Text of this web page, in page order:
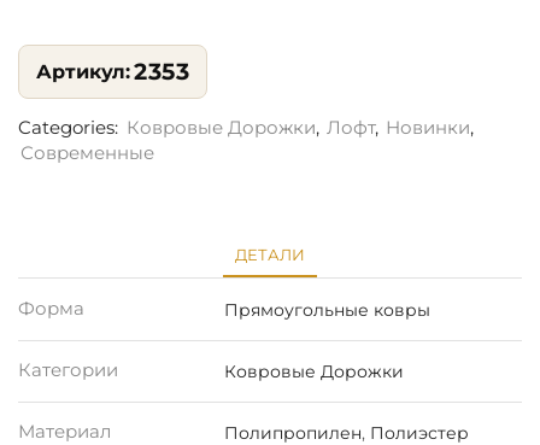
2353
Categories: Ковровые Дорожки, Лофт, Новинки,
Современные
ДЕТАЛИ
Форма Прямоугольные ковры
Категории Ковровые Дорожки
Материал Полипропилен, Полиэстер